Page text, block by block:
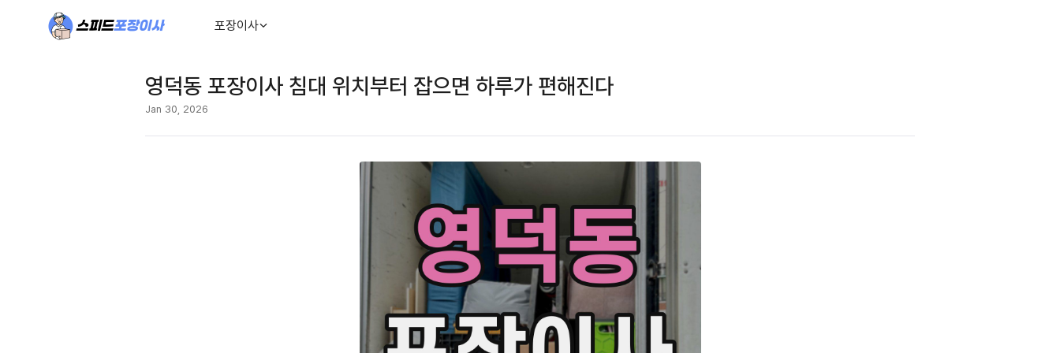
포장이사
영덕동 포장이사 침대 위치부터 잡으면 하루가 편해진다
Jan 30, 2026